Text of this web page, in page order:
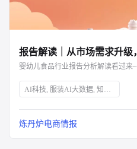
婴幼儿食品行业报告分析解读看过来~
AI科技, 服装AI大数据, 知衣科技, 母婴市场, 婴幼儿食品, 育儿趋势, 二三胎政策, 效率育儿, 婴幼儿营养品, 特殊配方奶粉, 乳铁蛋白, 雀巢, 超启能恩, 水解蛋白, 市场分析, 消费升级
炼丹炉电商情报